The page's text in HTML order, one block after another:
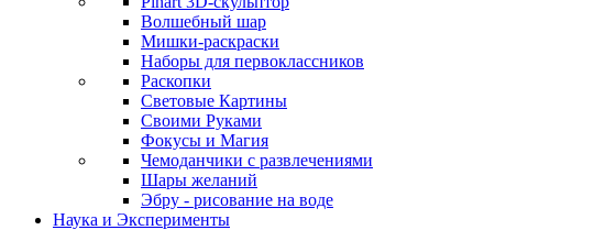
Волшебный шар
Мишки-раскраски
Наборы для первоклассников
Раскопки
Световые Картины
Своими Руками
Фокусы и Магия
Чемоданчики с развлечениями
Шары желаний
Эбру - рисование на воде
Наука и Эксперименты